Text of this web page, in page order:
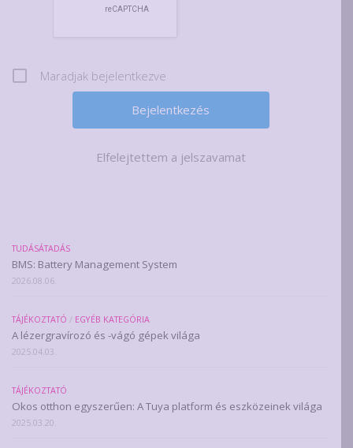
Maradjak bejelentkezve
Elfelejtettem a jelszavamat
TUDÁSÁTADÁS
BMS: Battery Management System
2026.08.06.
TÁJÉKOZTATÓ / EGYÉB KATEGÓRIA
A lézergravírozó és -vágó gépek világa
2025.04.03.
TÁJÉKOZTATÓ
Okos otthon egyszerűen: A Tuya platform és eszközeinek világa
2025.03.20.